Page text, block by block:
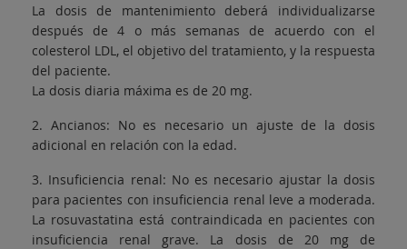
La dosis de mantenimiento deberá individualizarse
después de 4 o más semanas de acuerdo con el
colesterol LDL, el objetivo del tratamiento, y la respuesta
del paciente.
La dosis diaria máxima es de 20 mg.
2. Ancianos: No es necesario un ajuste de la dosis
adicional en relación con la edad.
3. Insuficiencia renal: No es necesario ajustar la dosis
para pacientes con insuficiencia renal leve a moderada.
La rosuvastatina está contraindicada en pacientes con
insuficiencia renal grave. La dosis de 20 mg de